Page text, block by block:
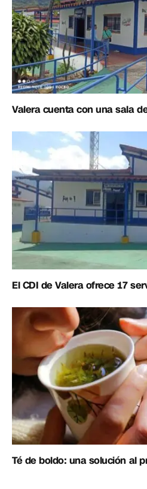
Valera cuenta con una sala
El CDI de Valera ofrece 17
Té de boldo: una solución al